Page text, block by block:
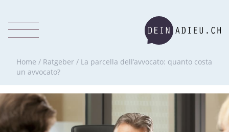
Home / Ratgeber / La parcella dell’avvocato: quanto costa
un avvocato?